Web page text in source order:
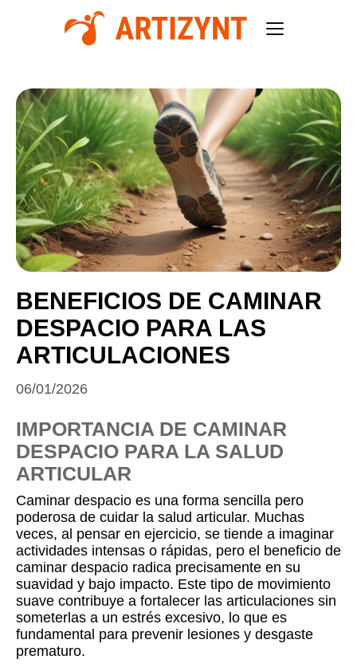
BENEFICIOS DE CAMINAR
DESPACIO PARA LAS
ARTICULACIONES
06/01/2026
IMPORTANCIA DE CAMINAR
DESPACIO PARA LA SALUD
ARTICULAR
Caminar despacio es una forma sencilla pero
poderosa de cuidar la salud articular. Muchas
veces, al pensar en ejercicio, se tiende a imaginar
actividades intensas o rápidas, pero el beneficio de
caminar despacio radica precisamente en su
suavidad y bajo impacto. Este tipo de movimiento
suave contribuye a fortalecer las articulaciones sin
someterlas a un estrés excesivo, lo que es
fundamental para prevenir lesiones y desgaste
prematuro.